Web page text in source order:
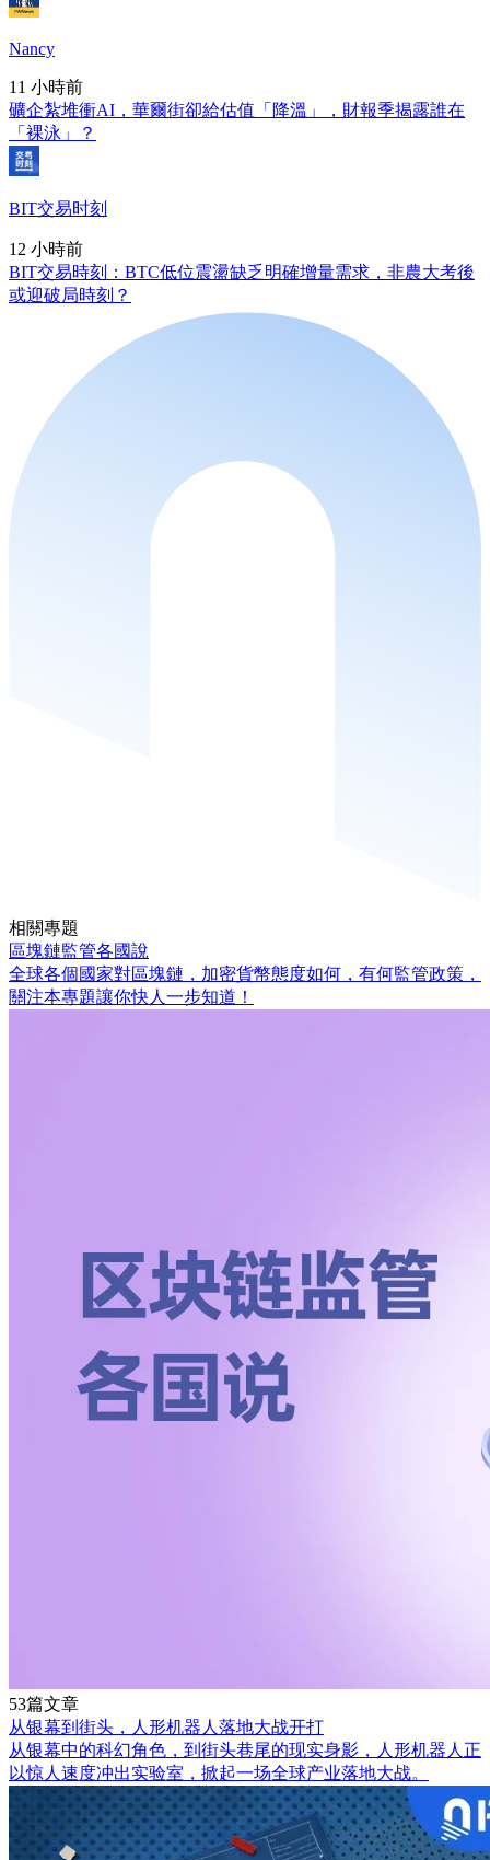
Nancy
11 小時前
礦企紮堆衝AI，華爾街卻給估值「降溫」，財報季揭露誰在
「裸泳」？
BIT交易时刻
12 小時前
BIT交易時刻：BTC低位震盪缺乏明確增量需求，非農大考後
或迎破局時刻？
相關專題
區塊鏈監管各國說
全球各個國家對區塊鏈，加密貨幣態度如何，有何監管政策，
關注本專題讓你快人一步知道！
53篇文章
从银幕到街头，人形机器人落地大战开打
从银幕中的科幻角色，到街头巷尾的现实身影，人形机器人正
以惊人速度冲出实验室，掀起一场全球产业落地大战。